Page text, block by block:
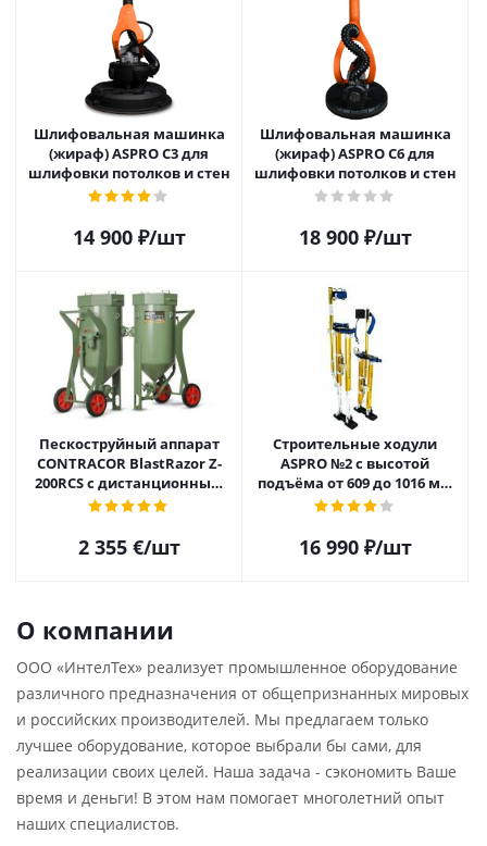
Шлифовальная машинка
(жираф) ASPRO C3 для
шлифовки потолков и стен
14 900₽/шт
Шлифовальная машинка
(жираф) ASPRO C6 для
шлифовки потолков и стен
18 900₽/шт
Пескоструйный аппарат
CONTRACOR BlastRazor Z-
200RCS c дистанционным
управлением и дозатором
2 355€/шт
Строительные ходули
ASPRO №2 с высотой
подъёма от 609 до 1016 мм
(24"-40")
16 990₽/шт
О компании
ООО «ИнтелТех» реализует промышленное оборудование
различного предназначения от общепризнанных мировых
и российских производителей. Мы предлагаем только
лучшее оборудование, которое выбрали бы сами, для
реализации своих целей. Наша задача - сэкономить Ваше
время и деньги! В этом нам помогает многолетний опыт
наших специалистов.